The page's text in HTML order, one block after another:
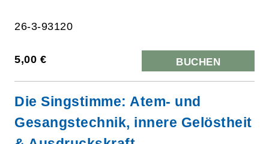
26-3-93120
5,00 € BUCHEN
Die Singstimme: Atem- und
Gesangstechnik, innere Gelöstheit